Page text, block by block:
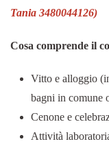
Tania 3480044126)
Cosa comprende il
Vitto e alloggio
bagni in comune
Cenone e
Attività